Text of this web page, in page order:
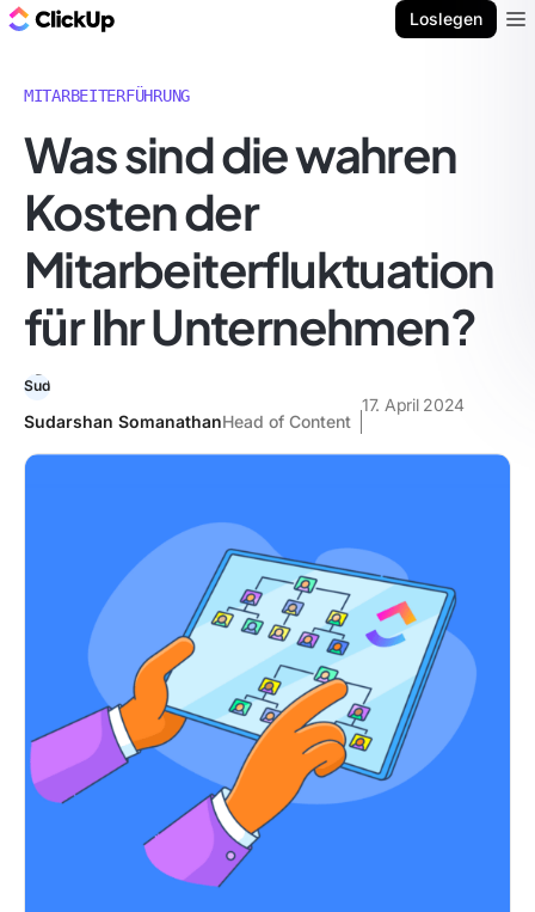
Loslegen
MITARBEITERFÜHRUNG
Was sind die wahren
Kosten der
Mitarbeiterfluktuation
für Ihr Unternehmen?
Sudarshan SomanathanHead of Content
17. April 2024